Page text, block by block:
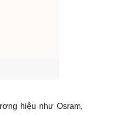
hiệu như Osram,